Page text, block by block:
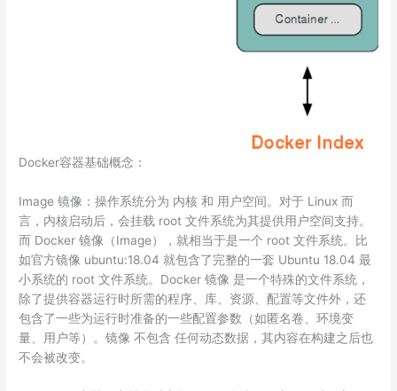
Docker容器基础概念：
Image 镜像：操作系统分为 内核 和 用户空间。对于 Linux 而
言，内核启动后，会挂载 root 文件系统为其提供用户空间支持。
而 Docker 镜像（Image），就相当于是一个 root 文件系统。比
如官方镜像 ubuntu:18.04 就包含了完整的一套 Ubuntu 18.04 最
小系统的 root 文件系统。Docker 镜像 是一个特殊的文件系统，
除了提供容器运行时所需的程序、库、资源、配置等文件外，还
包含了一些为运行时准备的一些配置参数（如匿名卷、环境变
量、用户等）。镜像 不包含 任何动态数据，其内容在构建之后也
不会被改变。